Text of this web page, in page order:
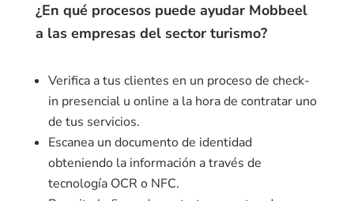
¿En qué procesos puede ayudar Mobbeel
a las empresas del sector turismo?
Verifica a tus clientes en un proceso de check-
in presencial u online a la hora de contratar uno
de tus servicios.
Escanea un documento de identidad
obteniendo la información a través de
tecnología OCR o NFC.